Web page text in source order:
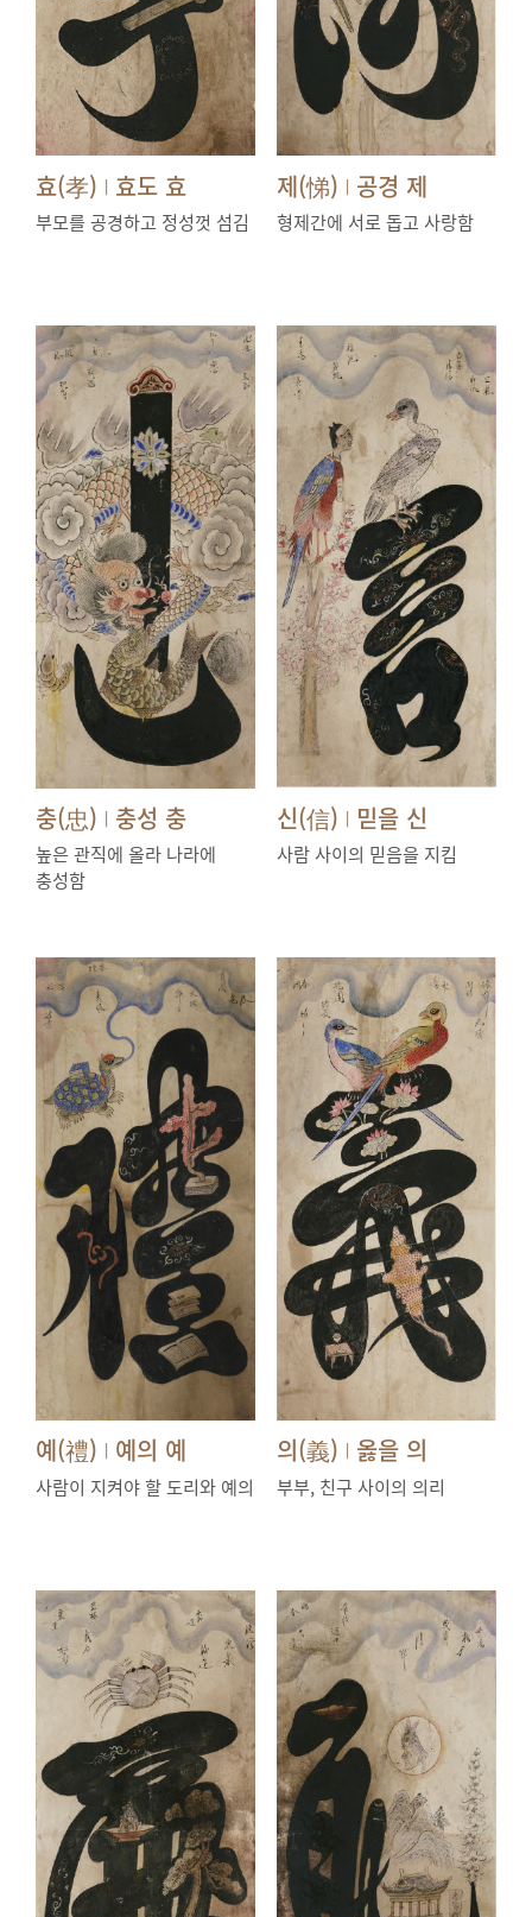
효(孝) | 효도 효
부모를 공경하고 정성껏 섬김
제(悌) | 공경 제
형제간에 서로 돕고 사랑함
충(忠) | 충성 충
높은 관직에 올라 나라에
충성함
신(信) | 믿을 신
사람 사이의 믿음을 지킴
예(禮) | 예의 예
사람이 지켜야 할 도리와 예의
의(義) | 옳을 의
부부, 친구 사이의 의리